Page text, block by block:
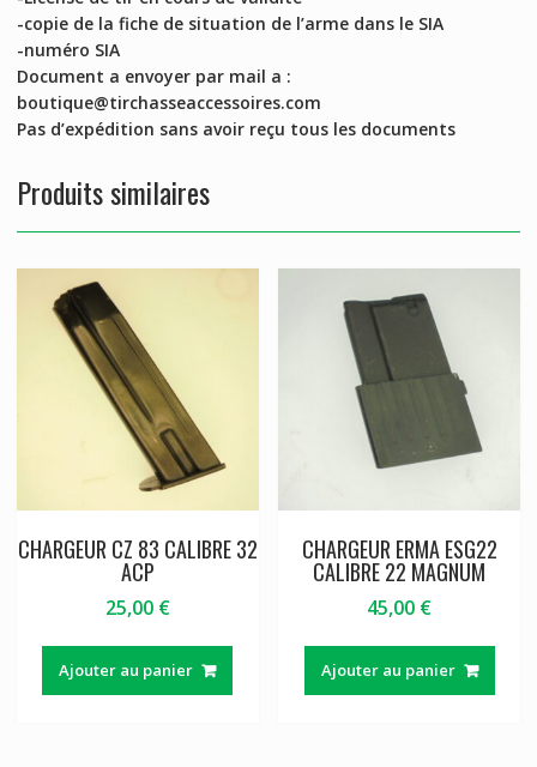
-copie de la fiche de situation de l’arme dans le SIA
-numéro SIA
Document a envoyer par mail a :
boutique@tirchasseaccessoires.com
Pas d’expédition sans avoir reçu tous les documents
Produits similaires
CHARGEUR CZ 83 CALIBRE 32
ACP
25,00 €
Ajouter au panier
CHARGEUR ERMA ESG22
CALIBRE 22 MAGNUM
45,00 €
Ajouter au panier